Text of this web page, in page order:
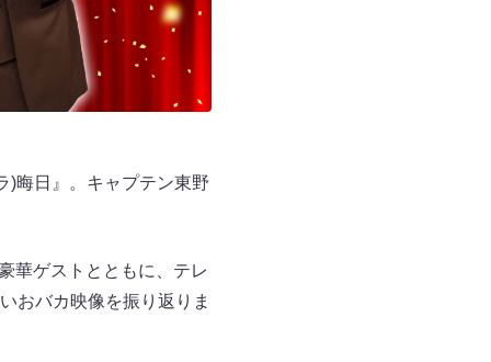
晦日』。キャプテン東野
華ゲストとともに、テレ
おバカ映像を振り返りま